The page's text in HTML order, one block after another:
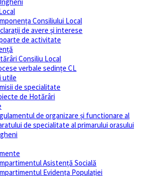
Consiliului Local
de avere și interese
de activitate
Consiliu Local
verbale sedințe CL
utile
de specialitate
de Hotărâri
de organizare și functionare al
de specialitate al primarului orasului
Asistență Socială
Evidența Populației